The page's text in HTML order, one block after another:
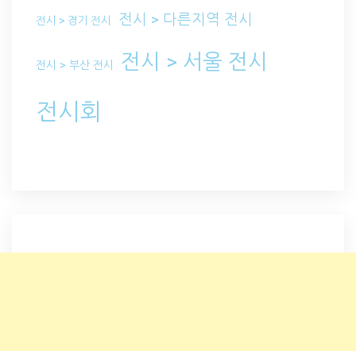
전시 > 경기 전시 전시 > 다른지역 전시
전시 > 부산 전시 전시 > 서울 전시
전시회